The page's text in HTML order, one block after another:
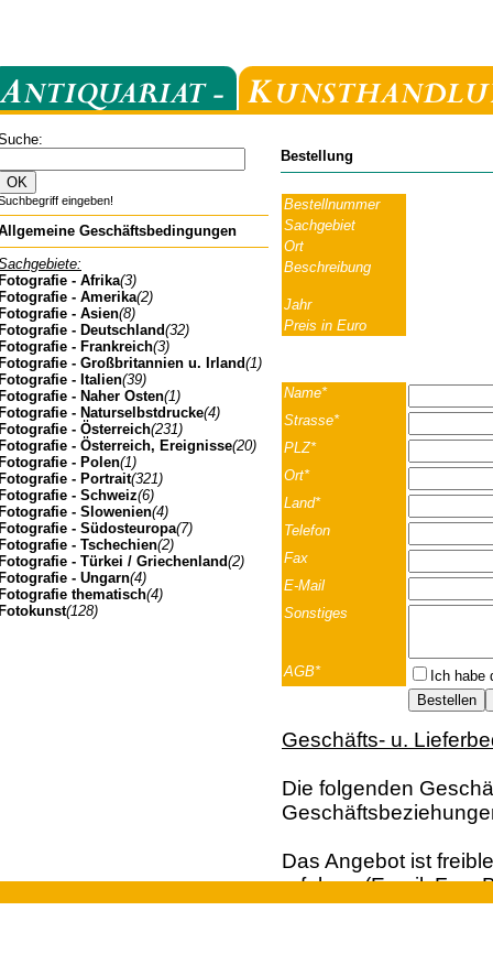
eingeben!
Geschäftsbedingungen
- Afrika(3)
- Amerika(2)
- Asien(8)
- Deutschland(32)
- Frankreich(3)
- Großbritannien u. Irland(1)
- Italien(39)
- Naher Osten(1)
- Naturselbstdrucke(4)
- Österreich(231)
- Österreich, Ereignisse(20)
- Polen(1)
- Portrait(321)
- Schweiz(6)
- Slowenien(4)
- Südosteuropa(7)
- Tschechien(2)
- Türkei / Griechenland(2)
- Ungarn(4)
thematisch(4)
(128)
Bestellung
Bestellnummer
Sachgebiet
Ort
Beschreibung
Jahr
Preis in Euro
Name*
Strasse*
PLZ*
Ort*
Land*
Telefon
Fax
E-Mail
Sonstiges
AGB* Ich habe
Geschäfts- u.
Die folgenden
Das Angebot ist
erfolgen (Email; Fax;
Vertragsangebot. Die